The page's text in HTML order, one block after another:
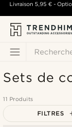
Livraison 5,95 €-
Sets de
11 Produits
FILTRES